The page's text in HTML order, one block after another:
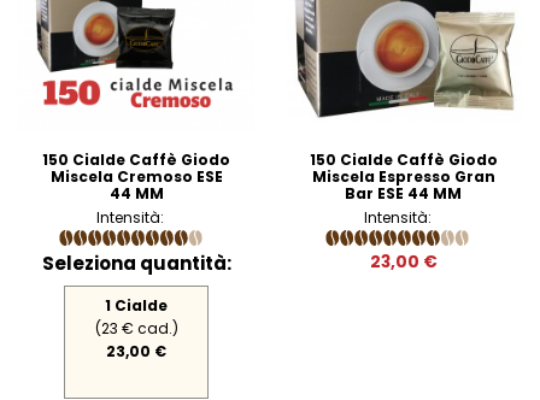
150 Cialde Caffè Giodo
Miscela Cremoso ESE
44 MM
Intensità:
Seleziona quantità:
1 Cialde
(23 € cad.)
23,00 €
150 Cialde Caffè Giodo
Miscela Espresso Gran
Bar ESE 44 MM
Intensità:
23,00 €